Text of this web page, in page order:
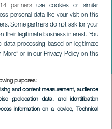
partnersuse cookies or similar
personal data like your visit on this
Some partners do not ask for your
legitimate business interest. You
processing based on legitimate
More” or in our Privacy Policy on this
purposes:
and content measurement, audience
geolocation data, and identification
information on a device, Technical